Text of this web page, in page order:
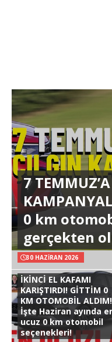
7
0 km
gerçekten
30 HAZIRAN 2026
İKİNCİ EL KAFAMI
KARIŞTIRDI! GİTTİM 0
KM OTOMOBİL ALDIM!
İşte Haziran ayında
ucuz 0 km otomobil
seçenekleri!